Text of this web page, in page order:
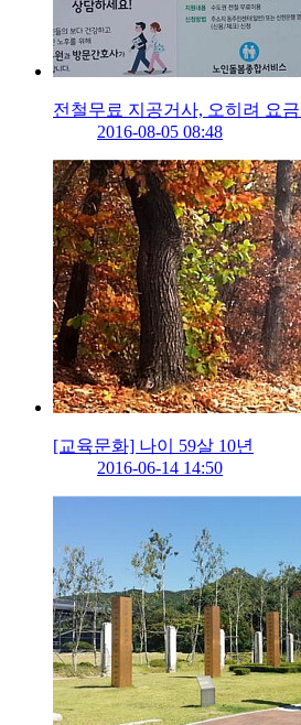
전철무료 지공거사, 오히려 요
2016-08-05 08:48
[교육문화] 나이 59살 10년
2016-06-14 14:50